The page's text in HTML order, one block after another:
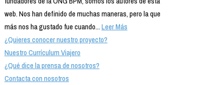
web. Nos han definido de muchas maneras, pero la que
más nos ha gustado fue cuando...Leer Más
¿Quieres conocer nuestro proyecto?
Nuestro Currículum Viajero
¿Qué dice la prensa de nosotros?
Contacta con nosotros